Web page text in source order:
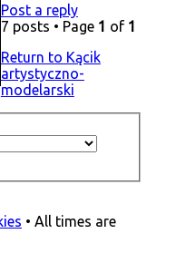
Post a reply
7 posts • Page 1 of 1
Return to Kącik
artystyczno-
modelarski
• All times are